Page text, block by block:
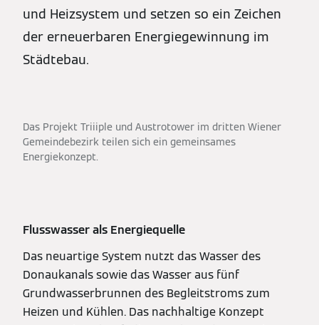
und Heizsystem und setzen so ein Zeichen
der erneuerbaren Energiegewinnung im
Städtebau.
Das Projekt Triiiple und Austrotower im dritten Wiener
Gemeindebezirk teilen sich ein gemeinsames
Energiekonzept.
Flusswasser als Energiequelle
Das neuartige System nutzt das Wasser des
Donaukanals sowie das Wasser aus fünf
Grundwasserbrunnen des Begleitstroms zum
Heizen und Kühlen. Das nachhaltige Konzept